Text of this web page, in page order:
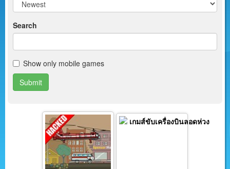
Search
Show only mobile games
Submit